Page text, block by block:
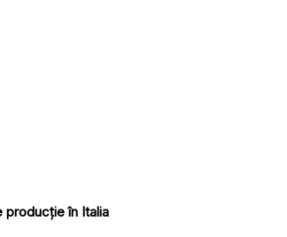
producție în Italia